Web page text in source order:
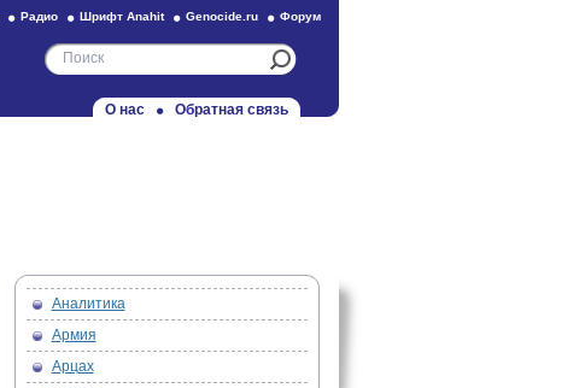
Радио Шрифт Anahit Genocide.ru Форум
О нас Обратная связь
Аналитика
Армия
Арцах